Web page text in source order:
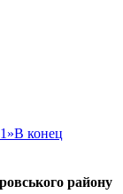
»В конец
району